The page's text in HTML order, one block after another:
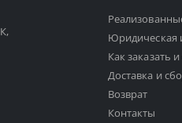
Юридическая
Как заказать
Доставка и
Возврат
Контакты